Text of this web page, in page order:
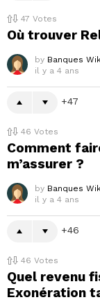
47 Votes
Où trouver
by Banques
il y a 4 ans
47
46 Votes
Comment
m’assurer ?
by Banques
il y a 4 ans
46
46 Votes
Quel revenu
Exonération